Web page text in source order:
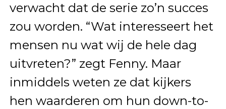
verwacht dat de serie zo’n succes
zou worden. “Wat interesseert het
mensen nu wat wij de hele dag
uitvreten?” zegt Fenny. Maar
inmiddels weten ze dat kijkers
hen waarderen om hun down-to-